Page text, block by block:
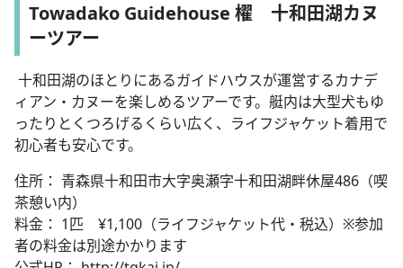
Towadako Guidehouse 櫂 十和田湖カヌ
ーツアー
十和田湖のほとりにあるガイドハウスが運営するカナデ
ィアン・カヌーを楽しめるツアーです。艇内は大型犬もゆ
ったりとくつろげるくらい広く、ライフジャケット着用で
初心者も安心です。
住所： 青森県十和田市大字奥瀬字十和田湖畔休屋486（喫
茶憩い内）
料金： 1匹 ¥1,100（ライフジャケット代・税込）※参加
者の料金は別途かかります